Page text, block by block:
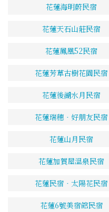
花蓮海明蔚民宿
花蓮天石山莊民宿
花蓮鳳凰52民宿
花蓮芳草古樹花園民宿
花蓮後湖水月民宿
花蓮瑞穗‧好朋友民宿
花蓮山月民宿
花蓮加賀屋溫泉民宿
花蓮民宿‧太陽花民宿
花蓮6號美宿館民宿